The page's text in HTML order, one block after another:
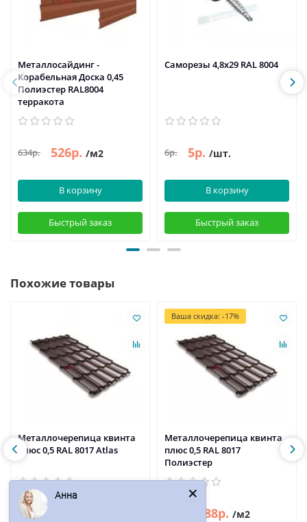
Металлосайдинг -
Корабельная Доска 0,45
Полиэстер RAL8004
терракота
634р. 526р. /м2
В корзину
Быстрый заказ
Саморезы 4,8х29 RAL 8004
6р. 5р. /шт.
В корзину
Быстрый заказ
Похожие товары
Металлочерепица квинта
плюс 0,5 RAL 8017 Atlas
635р.
Ваша скидка: -17%
Металлочерепица квинта
плюс 0,5 RAL 8017
Полиэстер
488р. /м2
Анна